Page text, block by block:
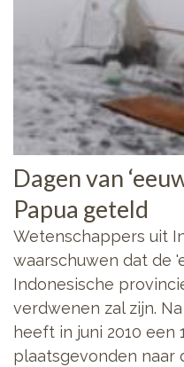
Dagen van
Papua geteld
Wetenschappers uit
waarschuwen dat de
Indonesische
verdwenen zal zijn.
heeft in juni 2010 een
plaatsgevonden naar